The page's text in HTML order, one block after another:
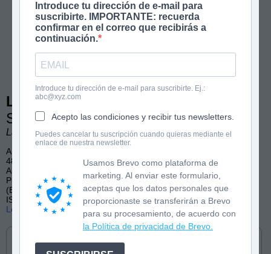
Introduce tu dirección de e-mail para
suscribirte. IMPORTANTE: recuerda
confirmar en el correo que recibirás a
continuación.
Introduce tu dirección de e-mail para suscribirte. Ej.:
abc@xyz.com
Acepto las condiciones y recibir tus newsletters.
Puedes cancelar tu suscripción cuando quieras mediante el
enlace de nuestra newsletter.
Usamos Brevo como plataforma de
marketing. Al enviar este formulario,
aceptas que los datos personales que
proporcionaste se transferirán a Brevo
para su procesamiento, de acuerdo con
la Política de privacidad de Brevo.
Las Fantasticotas 6
Simón y la aventura del avión
Laura Vila. Ilustraciones de David Pavón.
A partir de 6 años
48 páginas, color
Aprender a leer, Letra mayúscula, Animales
Publicado en castellano (Destino Infantil y Juvenil) y catalán
(Estrella Polar)
ISBN: 9788408275480
Lee las primeras páginas